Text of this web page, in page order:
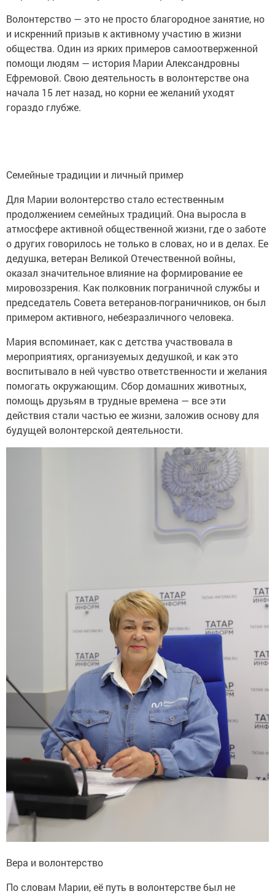
Волонтерство — это не просто благородное занятие, но
и искренний призыв к активному участию в жизни
общества. Один из ярких примеров самоотверженной
помощи людям — история Марии Александровны
Ефремовой. Свою деятельность в волонтерстве она
начала 15 лет назад, но корни ее желаний уходят
гораздо глубже.
Семейные традиции и личный пример
Для Марии волонтерство стало естественным
продолжением семейных традиций. Она выросла в
атмосфере активной общественной жизни, где о заботе
о других говорилось не только в словах, но и в делах. Ее
дедушка, ветеран Великой Отечественной войны,
оказал значительное влияние на формирование ее
мировоззрения. Как полковник пограничной службы и
председатель Совета ветеранов-пограничников, он был
примером активного, небезразличного человека.
Мария вспоминает, как с детства участвовала в
мероприятиях, организуемых дедушкой, и как это
воспитывало в ней чувство ответственности и желания
помогать окружающим. Сбор домашних животных,
помощь друзьям в трудные времена — все эти
действия стали частью ее жизни, заложив основу для
будущей волонтерской деятельности.
Вера и волонтерство
По словам Марии, её путь в волонтерстве был не